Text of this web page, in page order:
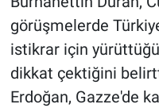
görüşmelerde
istikrar için
dikkat çektiğini
Erdoğan, Gazze'de